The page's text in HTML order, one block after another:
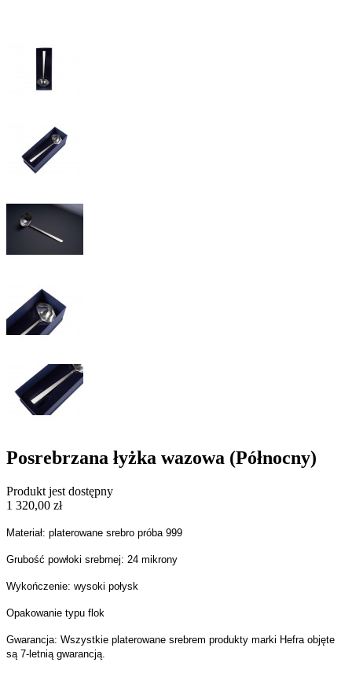
Posrebrzana łyżka wazowa (Północny)
Produkt jest dostępny
1 320,00 zł
Materiał: platerowane srebro próba 999
Grubość powłoki srebrnej: 24 mikrony
Wykończenie: wysoki połysk
Opakowanie typu flok
Gwarancja: Wszystkie platerowane srebrem produkty marki Hefra objęte
są 7-letnią gwarancją.